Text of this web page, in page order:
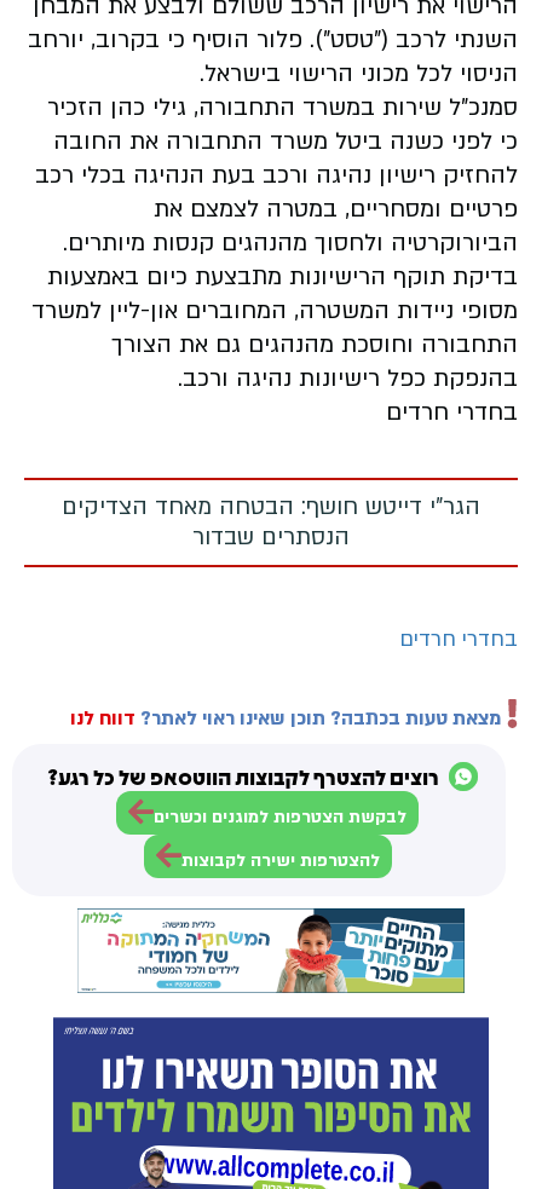
השנתי לרכב ("טסט"). פלור הוסיף כי בקרוב, יורחב
הניסוי לכל מכוני הרישוי בישראל.
סמנכ"ל שירות במשרד התחבורה, גילי כהן הזכיר
כי לפני כשנה ביטל משרד התחבורה את החובה
להחזיק רישיון נהיגה ורכב בעת הנהיגה בכלי רכב
פרטיים ומסחריים, במטרה לצמצם את
הביורוקרטיה ולחסוך מהנהגים קנסות מיותרים.
בדיקת תוקף הרישיונות מתבצעת כיום באמצעות
מסופי ניידות המשטרה, המחוברים און-ליין למשרד
התחבורה וחוסכת מהנהגים גם את הצורך
בהנפקת כפל רישיונות נהיגה ורכב.
בחדרי חרדים
הגר"י דייטש חושף: הבטחה מאחד הצדיקים
הנסתרים שבדור
בחדרי חרדים
מצאת טעות בכתבה? תוכן שאינו ראוי לאתר? דווח לנו
רוצים להצטרף לקבוצות הווטסאפ של כל רגע?
לבקשת הצטרפות למוגנים וכשרים
להצטרפות ישירה לקבוצות